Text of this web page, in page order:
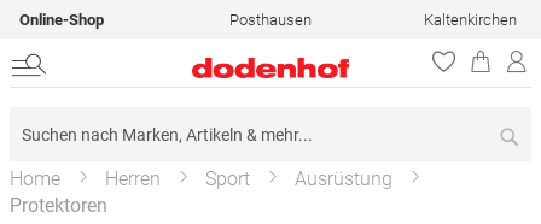
Online-Shop Posthausen Kaltenkirchen
Home Herren Sport
Ausrüstung
Protektoren